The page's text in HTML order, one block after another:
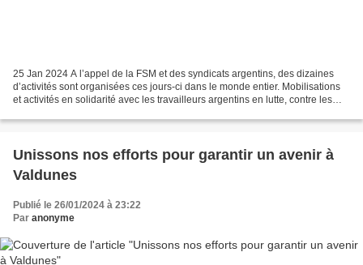
25 Jan 2024 A l’appel de la FSM et des syndicats argentins, des dizaines
d’activités sont organisées ces jours-ci dans le monde entier. Mobilisations
et activités en solidarité avec les travailleurs argentins en lutte, contre les
Unissons nos efforts pour garantir un avenir à
Valdunes
Publié le 26/01/2024 à 23:22
Par anonyme